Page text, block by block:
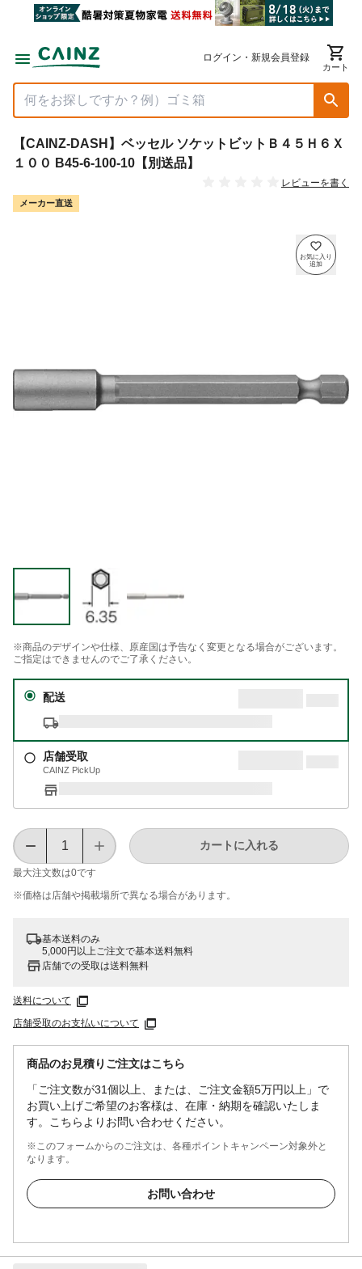
ログイン・新規会員登録
カート
【CAINZ-DASH】ベッセル ソケットビットＢ４５Ｈ６Ｘ
１００ B45-6-100-10【別送品】
レビューを書く
メーカー直送
※商品のデザインや仕様、原産国は予告なく変更となる場合がございます。
ご指定はできませんのでご了承ください。
配送
店舗受取
CAINZ PickUp
最大注文数は0です
カートに入れる
※価格は​店舗や​掲載場所で​異なる​場合が​あります。
基本送料のみ
5,000円以上ご注文で基本送料無料
店舗での受取は送料無料
送料について
店舗受取のお支払いについて
商品のお見積りご注文はこちら
「ご注文数が31個以上、または、ご注文金額5万円以上」で
お買い上げご希望のお客様は、在庫・納期を確認いたしま
す。こちらよりお問い合わせください。
※このフォームからのご注文は、各種ポイントキャンペーン対象外と
なります。
お問い合わせ